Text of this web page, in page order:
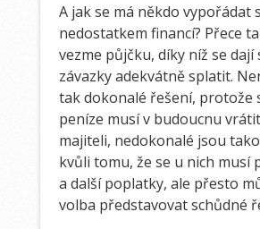
A jak se má někdo vypořádat
nedostatkem financí? Přece
vezme půjčku, díky níž se dají
závazky adekvátně splatit.
tak dokonalé řešení, protože
peníze musí v budoucnu
majiteli, nedokonalé jsou
kvůli tomu, že se u nich musí
a další poplatky, ale přesto
volba představovat schůdné